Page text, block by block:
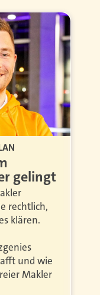
gelingt
rechtlich,
klären.
und wie
Makler